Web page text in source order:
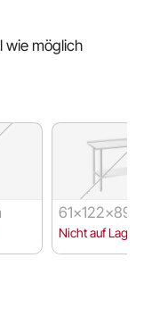
wie möglich
61x122x89
Nicht auf Lager